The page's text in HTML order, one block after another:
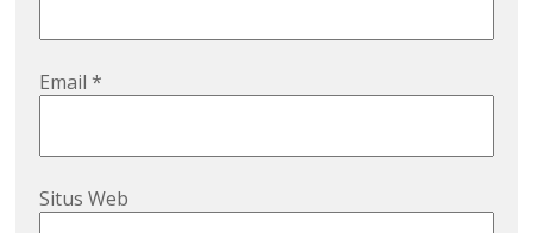
Email*
Situs Web